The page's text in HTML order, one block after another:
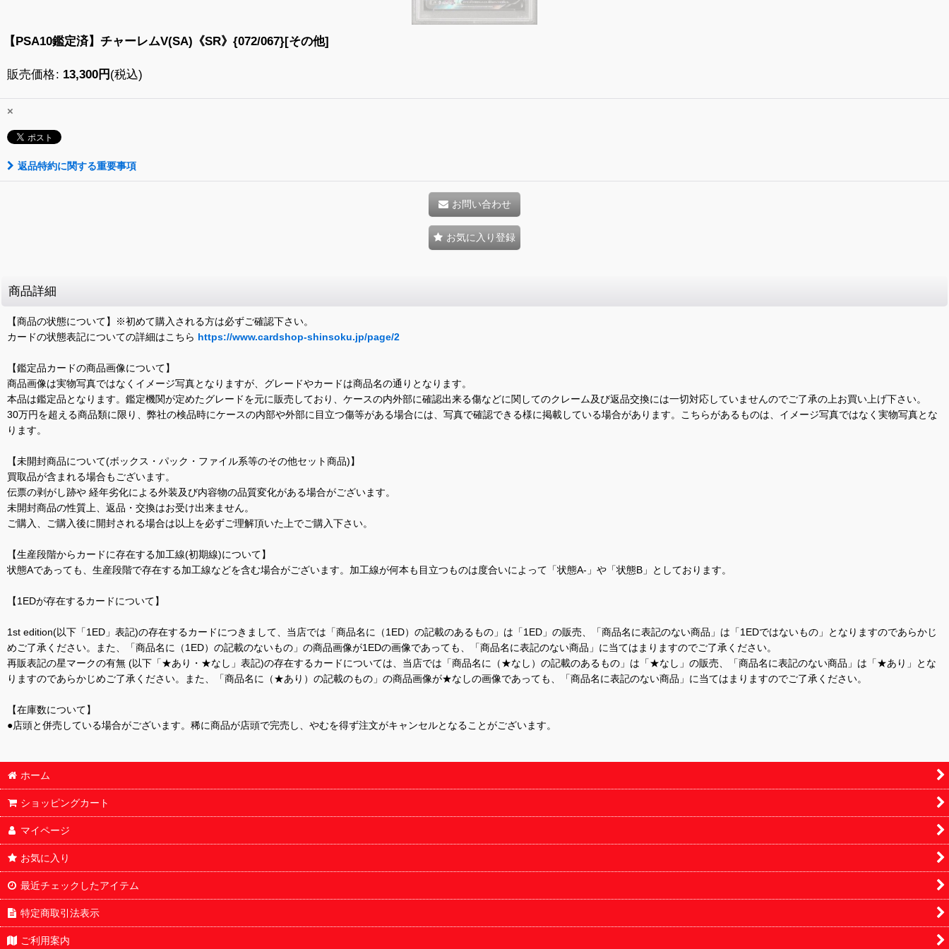
【PSA10鑑定済】チャーレムV(SA)《SR》{072/067}[その他]
販売価格: 13,300円 (税込)
×
返品特約に関する重要事項
お問い合わせ
お気に入り登録
商品詳細
【商品の状態について】※初めて購入される方は必ずご確認下さい。
カードの状態表記についての詳細はこちら https://www.cardshop-shinsoku.jp/page/2
【鑑定品カードの商品画像について】
商品画像は実物写真ではなくイメージ写真となりますが、グレードやカードは商品名の通りとなります。
本品は鑑定品となります。鑑定機関が定めたグレードを元に販売しており、ケースの内外部に確認出来る傷などに関してのクレーム及び返品交換には一切対応していませんのでご了承の上お買い上げ下さい。
30万円を超える商品類に限り、弊社の検品時にケースの内部や外部に目立つ傷等がある場合には、写真で確認できる様に掲載している場合があります。こちらがあるものは、イメージ写真ではなく実物写真とな
ります。
【未開封商品について(ボックス・パック・ファイル系等のその他セット商品)】
買取品が含まれる場合もございます。
伝票の剥がし跡や 経年劣化による外装及び内容物の品質変化がある場合がございます。
未開封商品の性質上、返品・交換はお受け出来ません。
ご購入、ご購入後に開封される場合は以上を必ずご理解頂いた上でご購入下さい。
【生産段階からカードに存在する加工線(初期線)について】
状態Aであっても、生産段階で存在する加工線などを含む場合がございます。加工線が何本も目立つものは度合いによって「状態A-」や「状態B」としております。
【1EDが存在するカードについて】
1st edition(以下「1ED」表記)の存在するカードにつきまして、当店では「商品名に（1ED）の記載のあるもの」は「1ED」の販売、「商品名に表記のない商品」は「1EDではないもの」となりますのであらかじ
めご了承ください。また、「商品名に（1ED）の記載のないもの」の商品画像が1EDの画像であっても、「商品名に表記のない商品」に当てはまりますのでご了承ください。
再販表記の星マークの有無 (以下「★あり・★なし」表記)の存在するカードについては、当店では「商品名に（★なし）の記載のあるもの」は「★なし」の販売、「商品名に表記のない商品」は「★あり」とな
りますのであらかじめご了承ください。また、「商品名に（★あり）の記載のもの」の商品画像が★なしの画像であっても、「商品名に表記のない商品」に当てはまりますのでご了承ください。
【在庫数について】
●店頭と併売している場合がございます。稀に商品が店頭で完売し、やむを得ず注文がキャンセルとなることがございます。
ホーム
ショッピングカート
マイページ
お気に入り
最近チェックしたアイテム
特定商取引法表示
ご利用案内